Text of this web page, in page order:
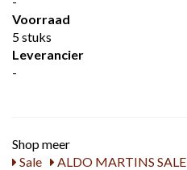
Voorraad
5 stuks
Leverancier
-
Shop meer
Sale
ALDO MARTINS SALE